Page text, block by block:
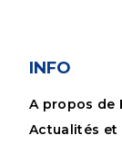
INFO
A propos de
Actualités et